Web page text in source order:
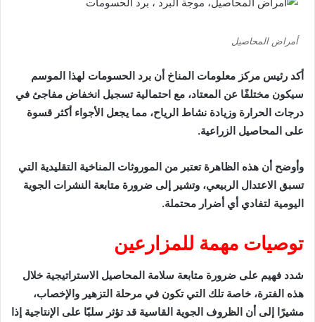
أمراض المحاصيل
أكد رئيس مركز معلومات المناخ أن برد الحسومات لهذا الموسم
سيكون مختلفًا عن المعتاد، مع احتمالية تسجيل انخفاض مفاجئ في
درجات الحرارة وزيادة نشاط الرياح، مما يجعل الأجواء أكثر قسوة
على المحاصيل الزراعية.
وأوضح أن هذه الظاهرة تعتبر من الموروثات المناخية التقليدية التي
تسبق الاعتدال الربيعي، وتشير إلى ضرورة متابعة النشرات الجوية
اليومية لتفادي أي أضرار محتملة.
توصيات مهمة للمزارعين
شدد فهيم على ضرورة متابعة سلامة المحاصيل الاستراتيجية خلال
هذه الفترة، خاصة تلك التي تكون في مرحلة التزهير والإخصاب،
مشيرًا إلى أن الظروف الجوية القاسية قد تؤثر سلبًا على الإنتاجية إذا